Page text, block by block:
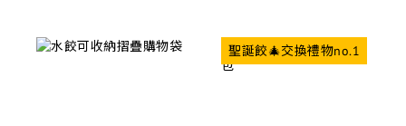
聖誕餃🎄交換禮物no.1